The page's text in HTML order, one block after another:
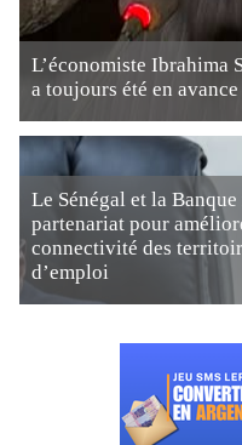
L’économiste Ibrahima
a toujours été en
Le Sénégal et la
partenariat pour
connectivité des
d’emploi